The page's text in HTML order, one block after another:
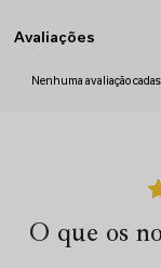
Avaliações
Nenhuma avaliação
O que os